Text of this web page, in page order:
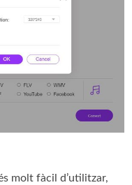
molt fàcil d’utilitzar,